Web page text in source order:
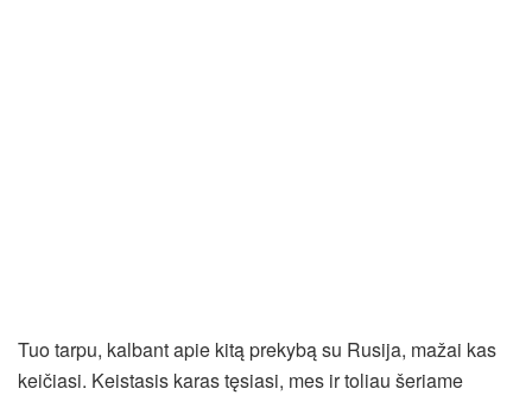
Tuo tarpu, kalbant apie kitą prekybą su Rusija, mažai kas
keičiasi. Keistasis karas tęsiasi, mes ir toliau šeriame